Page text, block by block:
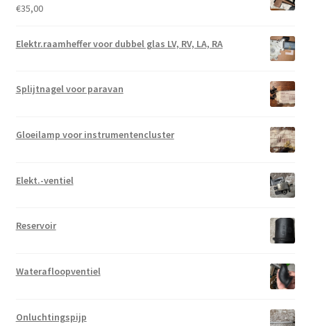
€35,00
Elektr.raamheffer voor dubbel glas LV, RV, LA, RA
Splijtnagel voor paravan
Gloeilamp voor instrumentencluster
Elekt.-ventiel
Reservoir
Waterafloopventiel
Onluchtingspijp